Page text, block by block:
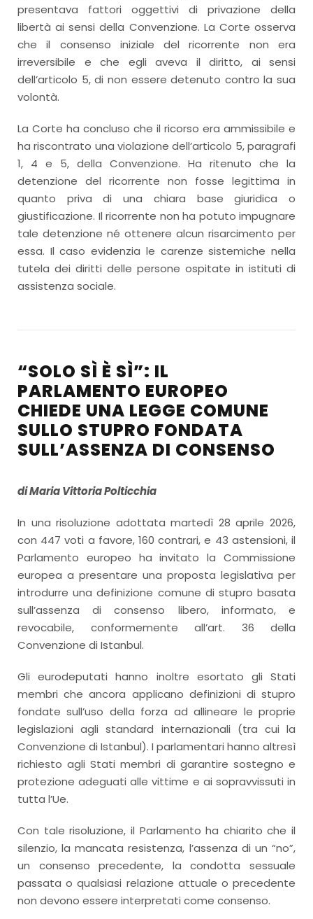
presentava fattori oggettivi di privazione della
libertà ai sensi della Convenzione. La Corte osserva
che il consenso iniziale del ricorrente non era
irreversibile e che egli aveva il diritto, ai sensi
dell’articolo 5, di non essere detenuto contro la sua
volontà.
La Corte ha concluso che il ricorso era ammissibile e
ha riscontrato una violazione dell’articolo 5, paragrafi
1, 4 e 5, della Convenzione. Ha ritenuto che la
detenzione del ricorrente non fosse legittima in
quanto priva di una chiara base giuridica o
giustificazione. Il ricorrente non ha potuto impugnare
tale detenzione né ottenere alcun risarcimento per
essa. Il caso evidenzia le carenze sistemiche nella
tutela dei diritti delle persone ospitate in istituti di
assistenza sociale.
“SOLO SÌ È SÌ”: IL
PARLAMENTO EUROPEO
CHIEDE UNA LEGGE COMUNE
SULLO STUPRO FONDATA
SULL’ASSENZA DI CONSENSO
di Maria Vittoria Polticchia
In una risoluzione adottata martedì 28 aprile 2026,
con 447 voti a favore, 160 contrari, e 43 astensioni, il
Parlamento europeo ha invitato la Commissione
europea a presentare una proposta legislativa per
introdurre una definizione comune di stupro basata
sull’assenza di consenso libero, informato, e
revocabile, conformemente all’art. 36 della
Convenzione di Istanbul.
Gli eurodeputati hanno inoltre esortato gli Stati
membri che ancora applicano definizioni di stupro
fondate sull’uso della forza ad allineare le proprie
legislazioni agli standard internazionali (tra cui la
Convenzione di Istanbul). I parlamentari hanno altresì
richiesto agli Stati membri di garantire sostegno e
protezione adeguati alle vittime e ai sopravvissuti in
tutta l’Ue.
Con tale risoluzione, il Parlamento ha chiarito che il
silenzio, la mancata resistenza, l’assenza di un “no”,
un consenso precedente, la condotta sessuale
passata o qualsiasi relazione attuale o precedente
non devono essere interpretati come consenso.